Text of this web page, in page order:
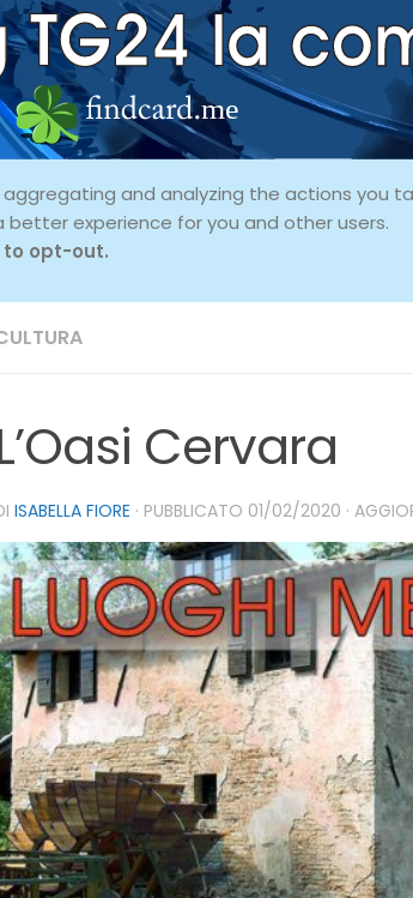
and analyzing the actions you
experience for you and other users.
to opt-out.
Cervara
ISABELLA FIORE · PUBBLICATO 01/02/2020 ·